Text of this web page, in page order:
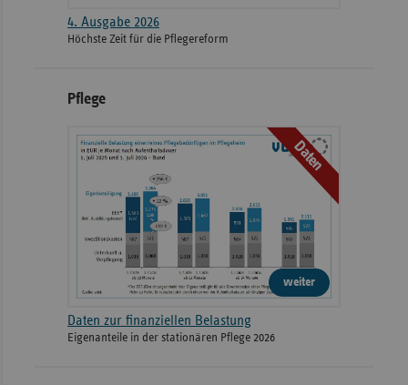
4. Ausgabe 2026
Höchste Zeit für die Pflegereform
Pflege
Daten
weiter
Daten zur finanziellen Belastung
Eigenanteile in der stationären Pflege 2026